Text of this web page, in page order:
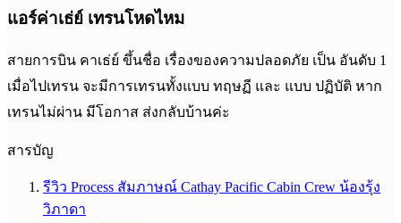
แอร์ค่าเธ่ย์ เทรนโหดไหม
สายการบิน คาเธ่ย์ ขึ้นชื่อ เรื่องของความปลอดภัย เป็น อันดับ 1
เมื่อไปเทรน จะมีการเทรนทั้งแบบ ทฤษฏี และ แบบ ปฏิบัติ หาก
เทรนไม่ผ่าน มีโอกาส ส่งกลับบ้านค่ะ
สารบัญ
รีวิว Process สัมภาษณ์ Cathay Pacific Cabin Crew น้องรุ้ง
วิภาดา